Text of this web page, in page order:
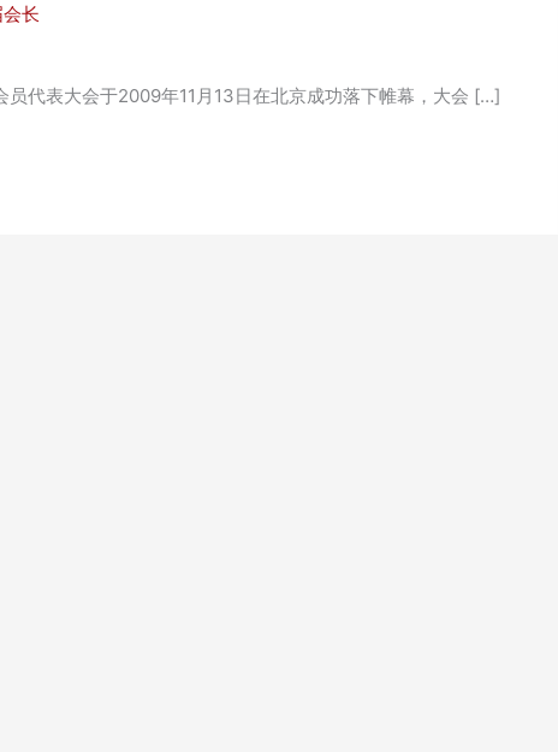
长
代表大会于2009年11月13日在北京成功落下帷幕，大会 […]